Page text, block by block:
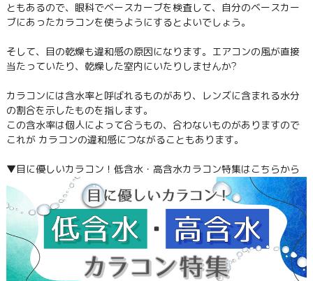
ともあるので、眼科でベースカーブを検査して、自分のベースカー
ブにあったカラコンを使うようにするとよいでしょう。
そして、目の乾燥も違和感の原因になります。エアコンの風が直接
当たっていたり、乾燥した室内にいたりしませんか?
カラコンには含水率と呼ばれるものがあり、レンズに含まれる水分
の割合を示したものを指します。
この含水率は個人によって合うもの、合わないものがありますので
これが カラコンの違和感につながることもあります。
▼目に優しいカラコン！低含水・高含水カラコン特集はこちらから